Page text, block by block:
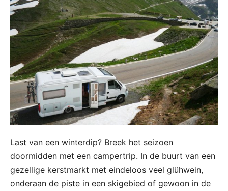
Last van een winterdip? Breek het seizoen
doormidden met een campertrip. In de buurt van een
gezellige kerstmarkt met eindeloos veel glühwein,
onderaan de piste in een skigebied of gewoon in de